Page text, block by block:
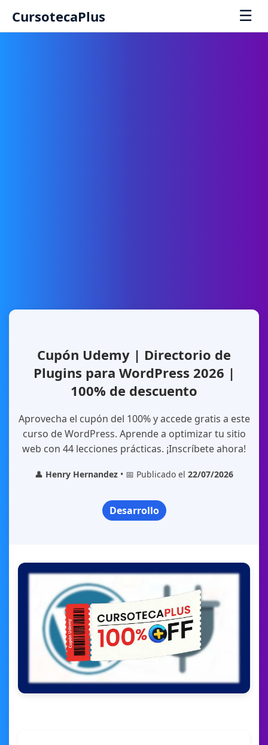
CursotecaPlus ☰
Cupón Udemy | Directorio de
Plugins para WordPress 2026 |
100% de descuento
Aprovecha el cupón del 100% y accede gratis a este
curso de WordPress. Aprende a optimizar tu sitio
web con 44 lecciones prácticas. ¡Inscríbete ahora!
👤 Henry Hernandez • 📅 Publicado el 22/07/2026
Desarrollo